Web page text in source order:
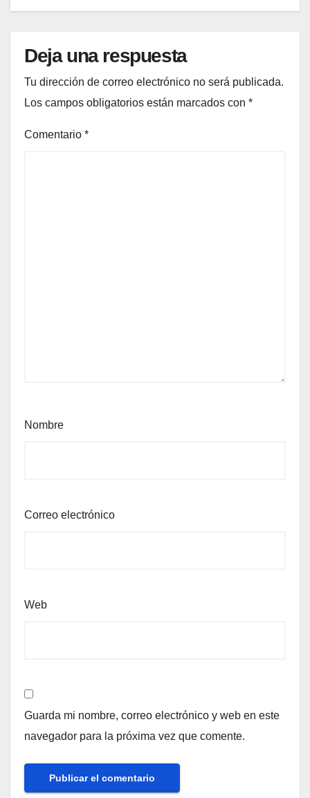
Deja una respuesta
Tu dirección de correo electrónico no será publicada.
Los campos obligatorios están marcados con *
Comentario *
Nombre
Correo electrónico
Web
Guarda mi nombre, correo electrónico y web en este
navegador para la próxima vez que comente.